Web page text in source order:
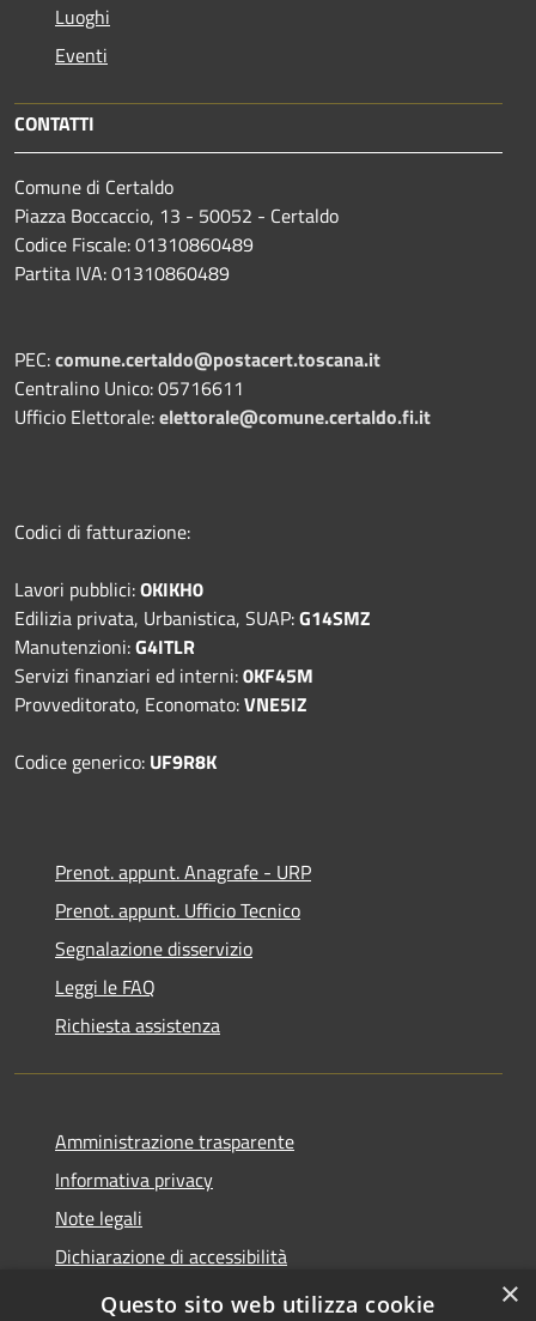
Luoghi
Eventi
CONTATTI
Comune di Certaldo
Piazza Boccaccio, 13 - 50052 - Certaldo
Codice Fiscale: 01310860489
Partita IVA: 01310860489
PEC:comune.certaldo@postacert.toscana.it
Centralino Unico: 05716611
Ufficio Elettorale:elettorale@comune.certaldo.fi.it
Codici di fatturazione:
Lavori pubblici:OKIKH0
Edilizia privata, Urbanistica, SUAP:G14SMZ
Manutenzioni:G4ITLR
Servizi finanziari ed interni:0KF45M
Provveditorato, Economato:VNE5IZ
Codice generico: UF9R8K
Prenot. appunt. Anagrafe - URP
Prenot. appunt. Ufficio Tecnico
Segnalazione disservizio
Leggi le FAQ
Richiesta assistenza
Amministrazione trasparente
Informativa privacy
Note legali
Dichiarazione di accessibilità
Whistleblowing
×
Questo sito web utilizza cookie